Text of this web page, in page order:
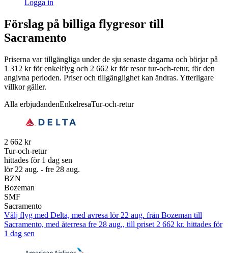
Logga in
Förslag på billiga flygresor till
Sacramento
Priserna var tillgängliga under de sju senaste dagarna och börjar på
1 312 kr för enkelflyg och 2 662 kr för resor tur-och-retur, för den
angivna perioden. Priser och tillgänglighet kan ändras. Ytterligare
villkor gäller.
Alla erbjudandenEnkelresaTur-och-retur
2 662 kr
Tur-och-retur
hittades för 1 dag sen
lör 22 aug. - fre 28 aug.
BZN
Bozeman
SMF
Sacramento
Välj flyg med Delta, med avresa lör 22 aug. från Bozeman till
Sacramento, med återresa fre 28 aug., till priset 2 662 kr. hittades för
1 dag sen